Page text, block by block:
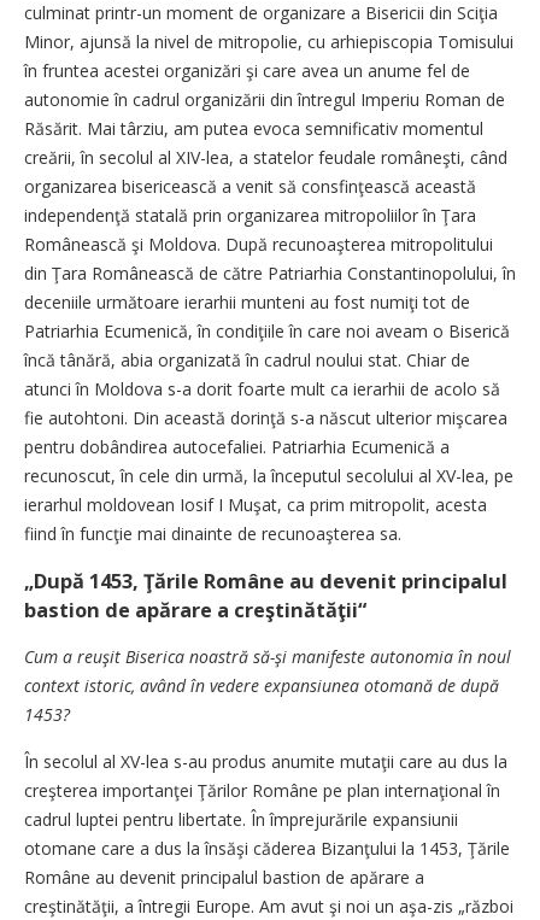
culminat printr-un moment de organizare a Bisericii din Sciţia
Minor, ajunsă la nivel de mitropolie, cu arhiepiscopia Tomisului
în fruntea acestei organizări şi care avea un anume fel de
autonomie în cadrul organizării din întregul Imperiu Roman de
Răsărit. Mai târziu, am putea evoca semnificativ momentul
creării, în secolul al XIV-lea, a statelor feudale româneşti, când
organizarea bisericească a venit să consfinţească această
independenţă statală prin organizarea mitropoliilor în Ţara
Românească şi Moldova. După recunoaşterea mitropolitului
din Ţara Românească de către Patriarhia Constantinopolului, în
deceniile următoare ierarhii munteni au fost numiţi tot de
Patriarhia Ecumenică, în condiţiile în care noi aveam o Biserică
încă tânără, abia organizată în cadrul noului stat. Chiar de
atunci în Moldova s-a dorit foarte mult ca ierarhii de acolo să
fie autohtoni. Din această dorinţă s-a născut ulterior mişcarea
pentru dobândirea autocefaliei. Patriarhia Ecumenică a
recunoscut, în cele din urmă, la începutul secolului al XV-lea, pe
ierarhul moldovean Iosif I Muşat, ca prim mitropolit, acesta
fiind în funcţie mai dinainte de recunoaşterea sa.
„După 1453, Ţările Române au devenit principalul
bastion de apărare a creştinătăţii“
Cum a reuşit Biserica noastră să-şi manifeste autonomia în noul
context istoric, având în vedere expansiunea otomană de după
1453?
În secolul al XV-lea s-au produs anumite mutaţii care au dus la
creşterea importanţei Ţărilor Române pe plan internaţional în
cadrul luptei pentru libertate. În împrejurările expansiunii
otomane care a dus la însăşi căderea Bizanţului la 1453, Ţările
Române au devenit principalul bastion de apărare a
creştinătăţii, a întregii Europe. Am avut şi noi un aşa-zis „război